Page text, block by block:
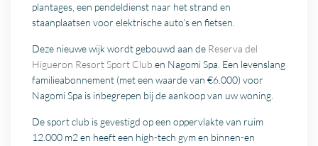
plantages, een pendeldienst naar het strand en
staanplaatsen voor elektrische auto’s en fietsen.
Deze nieuwe wijk wordt gebouwd aan de Reserva del
Higueron Resort Sport Club en Nagomi Spa. Een levenslang
familieabonnement (met een waarde van €6.000) voor
Nagomi Spa is inbegrepen bij de aankoop van uw woning.
De sport club is gevestigd op een oppervlakte van ruim
12.000 m2 en heeft een high-tech gym en binnen-en